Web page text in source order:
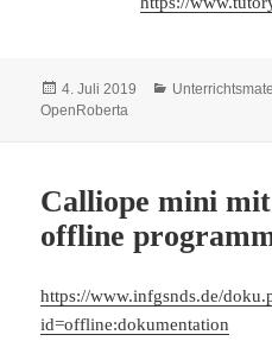
Veröffentlicht
am
4. Juli 2019 Kategorien
OpenRoberta
Calliope mini
offline
https://www.infgsnds.de/
id=offline:dokumentation